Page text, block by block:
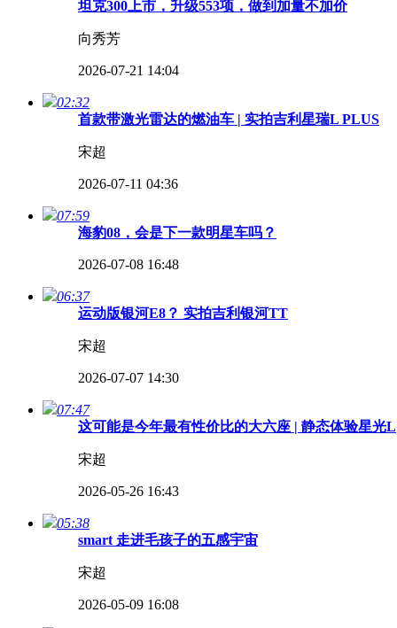
坦克300上市，升级553项，做到加量不加价
向秀芳
2026-07-21 14:04
02:32
首款带激光雷达的燃油车 | 实拍吉利星瑞L PLUS
宋超
2026-07-11 04:36
07:59
海豹08，会是下一款明星车吗？
2026-07-08 16:48
06:37
运动版银河E8？ 实拍吉利银河TT
宋超
2026-07-07 14:30
07:47
这可能是今年最有性价比的大六座 | 静态体验星光L
宋超
2026-05-26 16:43
05:38
smart 走进毛孩子的五感宇宙
宋超
2026-05-09 16:08